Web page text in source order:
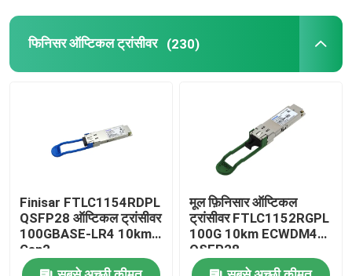
फिनिसर ऑप्टिकल ट्रांसीवर (230)
Finisar FTLC1154RDPL
QSFP28 ऑप्टिकल ट्रांसीवर
100GBASE-LR4 10km
Gen2
मूल फ़िनिसार ऑप्टिकल
ट्रांसीवर FTLC1152RGPL
100G 10km ECWDM4
QSFP28